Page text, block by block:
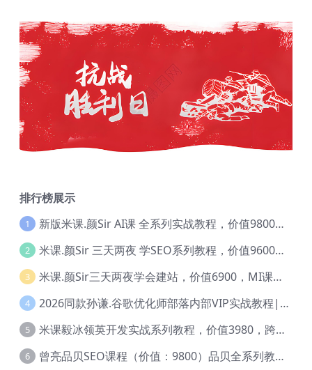
排行榜展示
1 新版米课.颜Sir AI课 全系列实战教程，价值9800，跨境首选！【Ag-0052】
2 米课.颜Sir 三天两夜 学SEO系列教程，价值9600元，跨境人都在学 【Ag-0056】
3 米课.颜Sir三天两夜学会建站，价值6900，MI课甄选课程 【Ag-0055】
4 2026同款孙谦.谷歌优化师部落内部VIP实战教程|价值4999元全网独家解码（官方报名版本）【@034】
5 米课毅冰领英开发实战系列教程，价值3980，跨境必选【Ag-0049】
6 曾亮品贝SEO课程（价值：9800）品贝全系列教程 【Ab-0022】